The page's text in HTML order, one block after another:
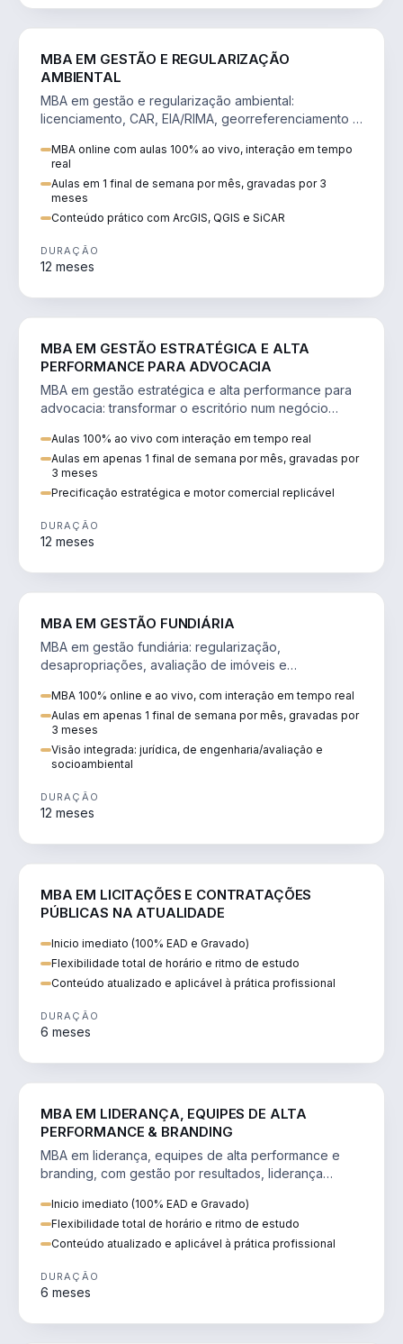
MBA EM GESTÃO E REGULARIZAÇÃO
AMBIENTAL
MBA em gestão e regularização ambiental:
licenciamento, CAR, EIA/RIMA, georreferenciamento e
MBA online com aulas 100% ao vivo, interação em tempo
real
Aulas em 1 final de semana por mês, gravadas por 3
meses
Conteúdo prático com ArcGIS, QGIS e SiCAR
DURAÇÃO
12 meses
MBA EM GESTÃO ESTRATÉGICA E ALTA
PERFORMANCE PARA ADVOCACIA
MBA em gestão estratégica e alta performance para
advocacia: transformar o escritório num negócio
Aulas 100% ao vivo com interação em tempo real
Aulas em apenas 1 final de semana por mês, gravadas por
3 meses
Precificação estratégica e motor comercial replicável
DURAÇÃO
12 meses
MBA EM GESTÃO FUNDIÁRIA
MBA em gestão fundiária: regularização,
desapropriações, avaliação de imóveis e
MBA 100% online e ao vivo, com interação em tempo real
Aulas em apenas 1 final de semana por mês, gravadas por
3 meses
Visão integrada: jurídica, de engenharia/avaliação e
socioambiental
DURAÇÃO
12 meses
MBA EM LICITAÇÕES E CONTRATAÇÕES
PÚBLICAS NA ATUALIDADE
Inicio imediato (100% EAD e Gravado)
Flexibilidade total de horário e ritmo de estudo
Conteúdo atualizado e aplicável à prática profissional
DURAÇÃO
6 meses
MBA EM LIDERANÇA, EQUIPES DE ALTA
PERFORMANCE & BRANDING
MBA em liderança, equipes de alta performance e
branding, com gestão por resultados, liderança
Inicio imediato (100% EAD e Gravado)
Flexibilidade total de horário e ritmo de estudo
Conteúdo atualizado e aplicável à prática profissional
DURAÇÃO
6 meses